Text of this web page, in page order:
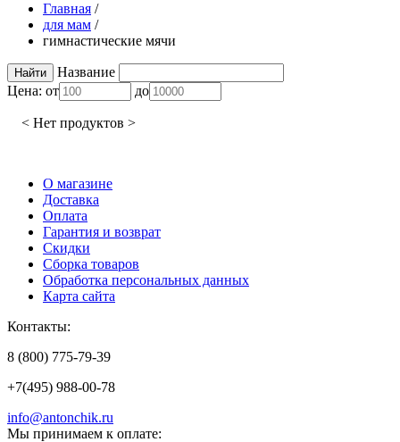
Главная /
для мам /
гимнастические мячи
Название
Цена: от до
< Нет продуктов >
О магазине
Доставка
Оплата
Гарантия и возврат
Скидки
Сборка товаров
Обработка персональных данных
Карта сайта
Контакты:
8 (800) 775-79-39
+7(495) 988-00-78
info@antonchik.ru
Мы принимаем к оплате: